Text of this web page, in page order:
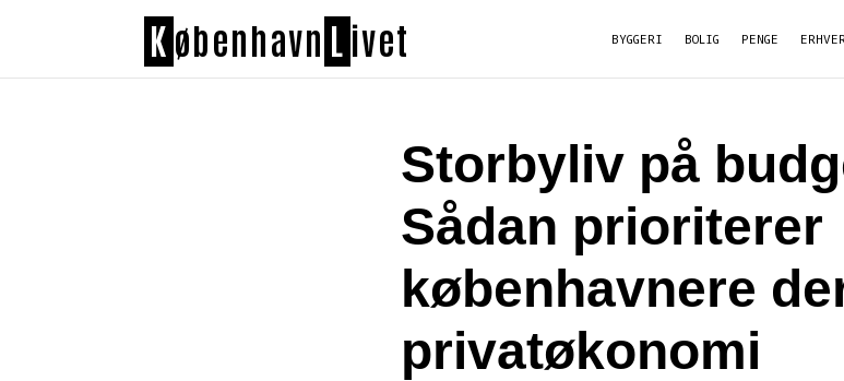
K øbenhavn L ivet BYGGERI BOLIG PENGE
Storbyliv på
Sådan prioriterer
københavnere
privatøkonomi